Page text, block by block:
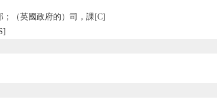
；（英國政府的）司，課[C]